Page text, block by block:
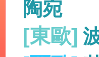
陶宛
[東歐]